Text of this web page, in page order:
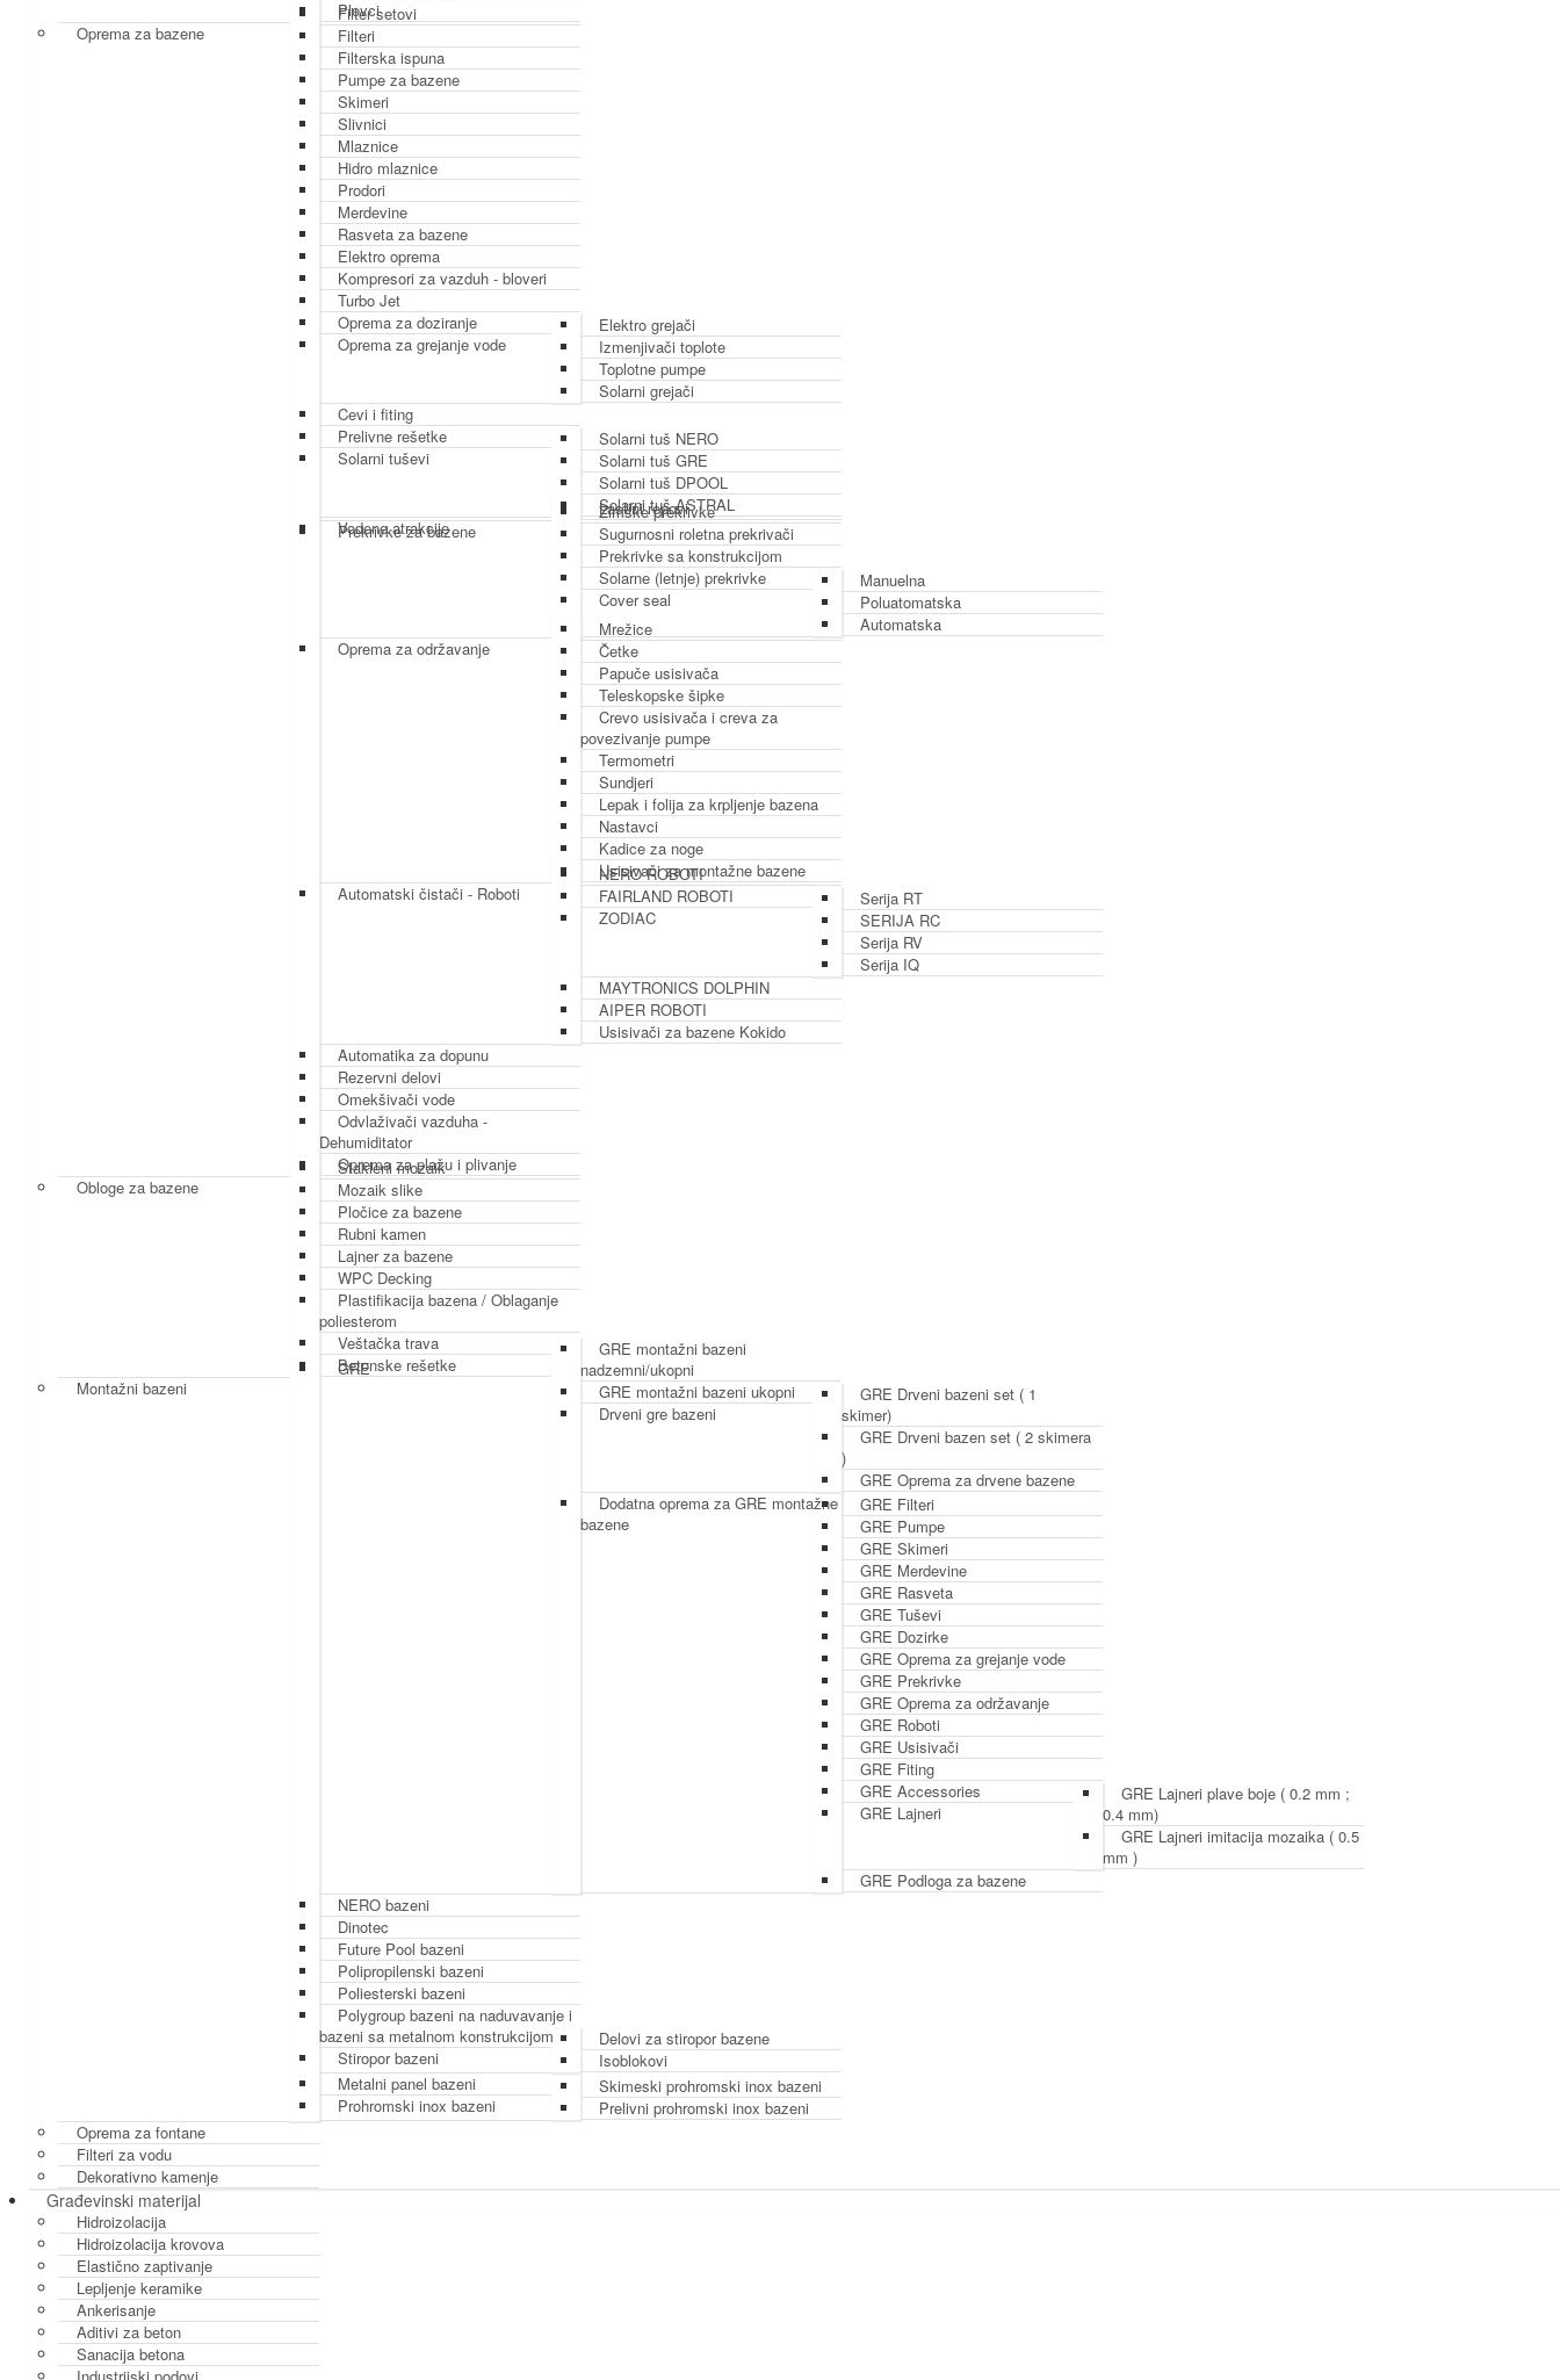
Plovci
Oprema za bazene
Filter setovi
Filteri
Filterska ispuna
Pumpe za bazene
Skimeri
Slivnici
Mlaznice
Hidro mlaznice
Prodori
Merdevine
Rasveta za bazene
Elektro oprema
Kompresori za vazduh - bloveri
Turbo Jet
Oprema za doziranje
Oprema za grejanje vode
Elektro grejači
Izmenjivači toplote
Toplotne pumpe
Solarni grejači
Cevi i fiting
Prelivne rešetke
Solarni tuševi
Solarni tuš NERO
Solarni tuš GRE
Solarni tuš DPOOL
Solarni tuš ASTRAL
Vodene atrakcije
Lastini repovi
Prekrivke za bazene
Zimske prekrivke
Sugurnosni roletna prekrivači
Prekrivke sa konstrukcijom
Solarne (letnje) prekrivke
Cover seal
Manuelna
Poluatomatska
Automatska
Oprema za održavanje
Mrežice
Četke
Papuče usisivača
Teleskopske šipke
Crevo usisivača i creva za
povezivanje pumpe
Termometri
Sundjeri
Lepak i folija za krpljenje bazena
Nastavci
Kadice za noge
Usisivači za montažne bazene
Automatski čistači - Roboti
NERO ROBOTI
FAIRLAND ROBOTI
ZODIAC
Serija RT
SERIJA RC
Serija RV
Serija IQ
MAYTRONICS DOLPHIN
AIPER ROBOTI
Usisivači za bazene Kokido
Automatika za dopunu
Rezervni delovi
Omekšivači vode
Odvlaživači vazduha -
Dehumiditator
Oprema za plažu i plivanje
Obloge za bazene
Stakleni mozaik
Mozaik slike
Pločice za bazene
Rubni kamen
Lajner za bazene
WPC Decking
Plastifikacija bazena / Oblaganje
poliesterom
Veštačka trava
Betonske rešetke
Montažni bazeni
GRE
GRE montažni bazeni
nadzemni/ukopni
GRE montažni bazeni ukopni
Drveni gre bazeni
GRE Drveni bazeni set ( 1
skimer)
GRE Drveni bazen set ( 2 skimera
)
GRE Oprema za drvene bazene
Dodatna oprema za GRE montažne
bazene
GRE Filteri
GRE Pumpe
GRE Skimeri
GRE Merdevine
GRE Rasveta
GRE Tuševi
GRE Dozirke
GRE Oprema za grejanje vode
GRE Prekrivke
GRE Oprema za održavanje
GRE Roboti
GRE Usisivači
GRE Fiting
GRE Accessories
GRE Lajneri
GRE Lajneri plave boje ( 0.2 mm ;
0.4 mm)
GRE Lajneri imitacija mozaika ( 0.5
mm )
GRE Podloga za bazene
NERO bazeni
Dinotec
Future Pool bazeni
Polipropilenski bazeni
Poliesterski bazeni
Polygroup bazeni na naduvavanje i
bazeni sa metalnom konstrukcijom
Stiropor bazeni
Delovi za stiropor bazene
Isoblokovi
Metalni panel bazeni
Prohromski inox bazeni
Skimeski prohromski inox bazeni
Prelivni prohromski inox bazeni
Oprema za fontane
Filteri za vodu
Dekorativno kamenje
Građevinski materijal
Hidroizolacija
Hidroizolacija krovova
Elastično zaptivanje
Lepljenje keramike
Ankerisanje
Aditivi za beton
Sanacija betona